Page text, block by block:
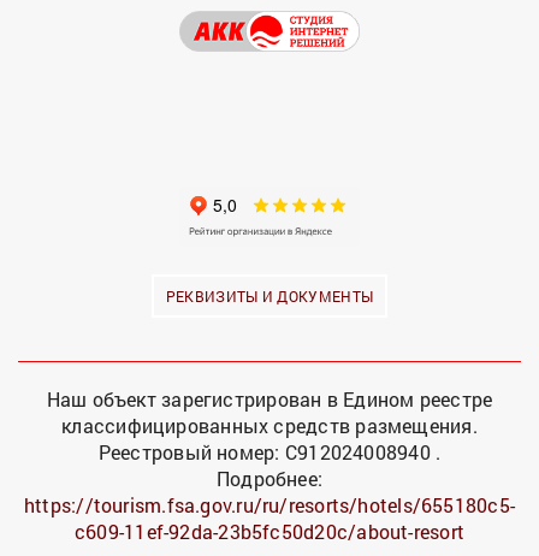
РЕКВИЗИТЫ И ДОКУМЕНТЫ
Наш объект зарегистрирован в Едином реестре
классифицированных средств размещения.
Реестровый номер: С912024008940 .
Подробнее:
https://tourism.fsa.gov.ru/ru/resorts/hotels/655180c5-
c609-11ef-92da-23b5fc50d20c/about-resort